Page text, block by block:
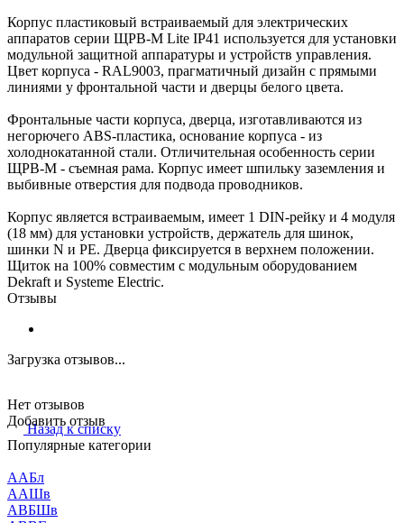
Корпус пластиковый встраиваемый для электрических
аппаратов серии ЩРВ-М Lite IP41 используется для установки
модульной защитной аппаратуры и устройств управления.
Цвет корпуса - RAL9003, прагматичный дизайн с прямыми
линиями у фронтальной части и дверцы белого цвета.
Фронтальные части корпуса, дверца, изготавливаются из
негорючего ABS-пластика, основание корпуса - из
холоднокатанной стали. Отличительная особенность серии
ЩРВ-М - съемная рама. Корпус имеет шпильку заземления и
выбивные отверстия для подвода проводников.
Корпус является встраиваемым, имеет 1 DIN-рейку и 4 модуля
(18 мм) для установки устройств, держатель для шинок,
шинки N и PE. Дверца фиксируется в верхнем положении.
Щиток на 100% совместим с модульным оборудованием
Dekraft и Systeme Electric.
Отзывы
Загрузка отзывов...
Нет отзывов
Добавить отзыв
Назад к списку
Популярные категории
ААБл
ААШв
АВБШв